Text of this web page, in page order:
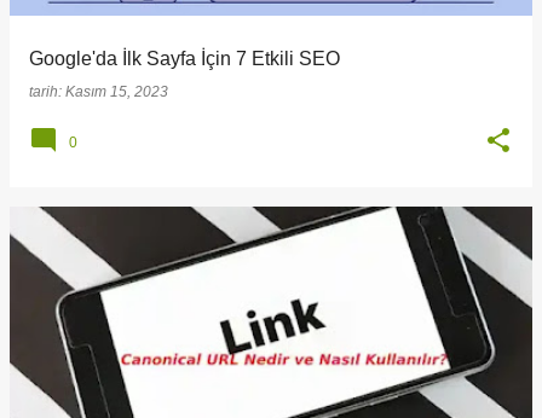
Google'da İlk Sayfa İçin 7 Etkili SEO
tarih: Kasım 15, 2023
0